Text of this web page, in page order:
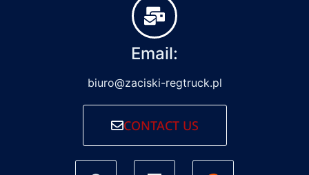
Email:
biuro@zaciski-regtruck.pl
CONTACT US